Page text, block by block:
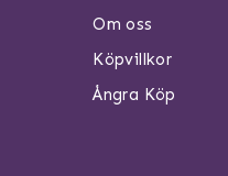
Om oss
Köpvillkor
Ångra Köp